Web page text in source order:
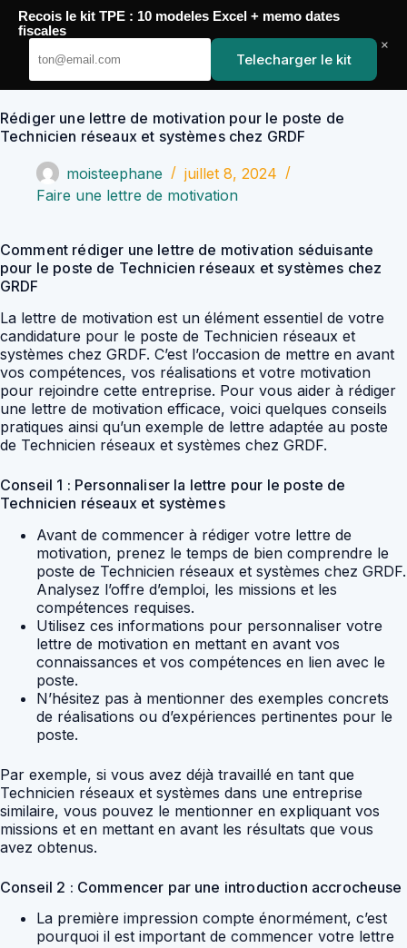
Passer
contenu
YoupiJobs
Rédiger une lettre de motivation pour le poste de
Technicien réseaux et systèmes chez GRDF
moisteephane
juillet 8, 2024
Faire une lettre de motivation
Comment rédiger une lettre de motivation séduisante
pour le poste de Technicien réseaux et systèmes chez
GRDF
La lettre de motivation est un élément essentiel de votre
candidature pour le poste de Technicien réseaux et
systèmes chez GRDF. C’est l’occasion de mettre en avant
vos compétences, vos réalisations et votre motivation
pour rejoindre cette entreprise. Pour vous aider à rédiger
une lettre de motivation efficace, voici quelques conseils
pratiques ainsi qu’un exemple de lettre adaptée au poste
de Technicien réseaux et systèmes chez GRDF.
Conseil 1 : Personnaliser la lettre pour le poste de
Technicien réseaux et systèmes
Avant de commencer à rédiger votre lettre de
motivation, prenez le temps de bien comprendre le
poste de Technicien réseaux et systèmes chez GRDF.
Analysez l’offre d’emploi, les missions et les
compétences requises.
Utilisez ces informations pour personnaliser votre
lettre de motivation en mettant en avant vos
connaissances et vos compétences en lien avec le
poste.
N’hésitez pas à mentionner des exemples concrets
de réalisations ou d’expériences pertinentes pour le
poste.
Par exemple, si vous avez déjà travaillé en tant que
Technicien réseaux et systèmes dans une entreprise
similaire, vous pouvez le mentionner en expliquant vos
missions et en mettant en avant les résultats que vous
avez obtenus.
Conseil 2 : Commencer par une introduction accrocheuse
La première impression compte énormément, c’est
pourquoi il est important de commencer votre lettre
Recois le kit TPE : 10 modeles Excel + memo dates
fiscales
Telecharger le kit
×